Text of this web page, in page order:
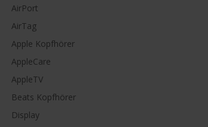
AirPort
AirTag
Apple Kopfhörer
AppleCare
AppleTV
Beats Kopfhörer
Display